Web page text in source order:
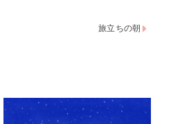
旅立ちの朝